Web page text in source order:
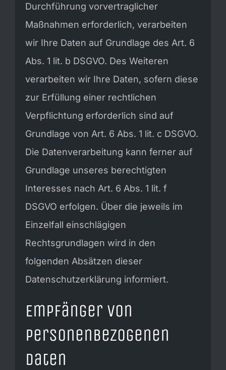
Durchführung vorvertraglicher
Maßnahmen erforderlich, verarbeiten
wir Ihre Daten auf Grundlage des Art. 6
Abs. 1 lit. b DSGVO. Des Weiteren
verarbeiten wir Ihre Daten, sofern diese
zur Erfüllung einer rechtlichen
Verpflichtung erforderlich sind auf
Grundlage von Art. 6 Abs. 1 lit. c DSGVO.
Die Datenverarbeitung kann ferner auf
Grundlage unseres berechtigten
Interesses nach Art. 6 Abs. 1 lit. f
DSGVO erfolgen. Über die jeweils im
Einzelfall einschlägigen
Rechtsgrundlagen wird in den
folgenden Absätzen dieser
Datenschutzerklärung informiert.
Empfänger von
personenbezogenen
Daten